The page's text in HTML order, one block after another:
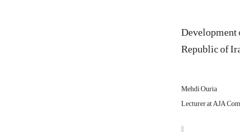
Republic of
Mehdi Ouria
Lecturer at AJA